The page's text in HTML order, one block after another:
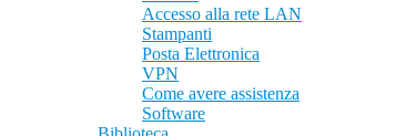
Accesso alla rete LAN
Stampanti
Posta Elettronica
VPN
Come avere assistenza
Software